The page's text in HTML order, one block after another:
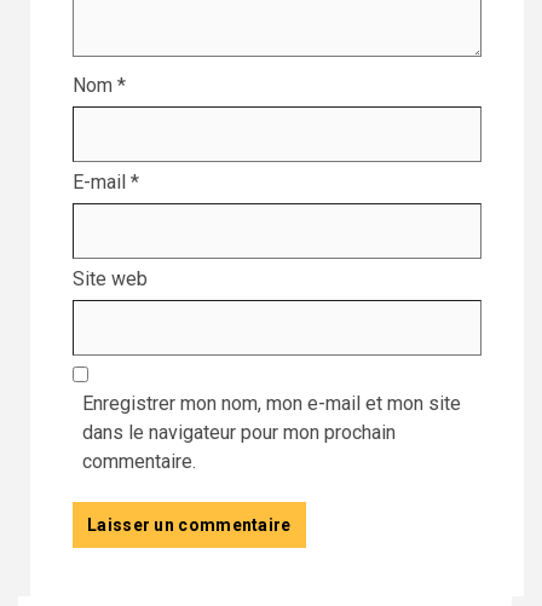
Nom *
E-mail *
Site web
Enregistrer mon nom, mon e-mail et mon site
dans le navigateur pour mon prochain
commentaire.